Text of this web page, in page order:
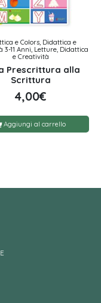
e Colors, Didattica e
3-11 Anni, Letture, Didattica
e Creatività
Prescrittura alla
Scrittura
4,00€
Aggiungi al carrello